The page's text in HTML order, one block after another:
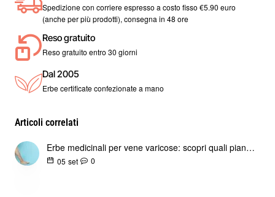
Spedizione con corriere espresso a costo fisso €5.90 euro
(anche per più prodotti), consegna in 48 ore
Reso gratuito
Reso gratuito entro 30 giorni
Dal 2005
Erbe certificate confezionate a mano
Articoli correlati
Erbe medicinali per vene varicose: scopri quali piante aiutano a combatterle naturalmente
05 set 0